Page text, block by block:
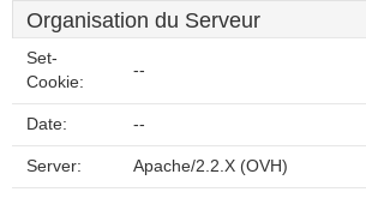
Organisation du Serveur
Set-
Cookie:
--
Date: --
Server: Apache/2.2.X (OVH)